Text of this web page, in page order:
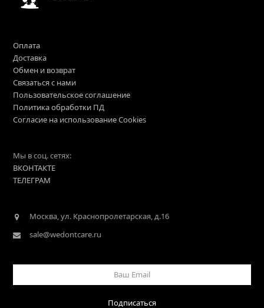
Оплата
Доставка
Обмен и возврат
Связаться с нами
Пользовательское соглашение
Политика обработки ПД
Согласие на использование Cookies
Мы в соц. сетях:
ВКОНТАКТЕ
ТЕЛЕГРАМ
Москва, ул. Краснопролетарская, д.16
sale@wedontcare.ru
Email
Подписаться